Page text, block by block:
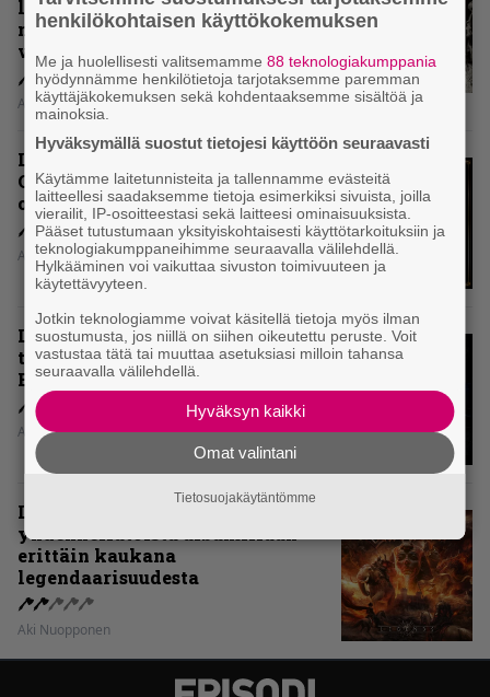
levytyksen jälkeen ei voi
mitenkään täyttää odotuksia. Vai
voiko?
Aki Nuopponen
Levyarvio: Dirkschneider & The
Old Gang -albumista ei aina tiedä,
onko se tosissaan tehty vai ei
Aki Nuopponen
Levyarvio: Onko Steelbound jo
täydellisintä mahdollista Battle
Beastia?
Aki Nuopponen
Levyarvio: Sabaton on
yhdennellätoista albumillaan
erittäin kaukana
legendaarisuudesta
Aki Nuopponen
henkilökohtaisen käyttökokemuksen
Me ja huolellisesti valitsemamme88 teknologiakumppania
hyödynnämme henkilötietoja tarjotaksemme paremman
käyttäjäkokemuksen sekä kohdentaaksemme sisältöä ja
mainoksia.
Hyväksymällä suostut tietojesi käyttöön seuraavasti
Käytämme laitetunnisteita ja tallennamme evästeitä
laitteellesi saadaksemme tietoja esimerkiksi sivuista, joilla
vierailit, IP-osoitteestasi sekä laitteesi ominaisuuksista.
Pääset tutustumaan yksityiskohtaisesti käyttötarkoituksiin ja
teknologiakumppaneihimme seuraavalla välilehdellä.
Hylkääminen voi vaikuttaa sivuston toimivuuteen ja
käytettävyyteen.
Jotkin teknologiamme voivat käsitellä tietoja myös ilman
suostumusta, jos niillä on siihen oikeutettu peruste. Voit
vastustaa tätä tai muuttaa asetuksiasi milloin tahansa
seuraavalla välilehdellä.
Hyväksyn kaikki
Omat valintani
Tietosuojakäytäntömme